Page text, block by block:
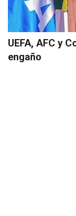
UEFA, AFC y
engaño